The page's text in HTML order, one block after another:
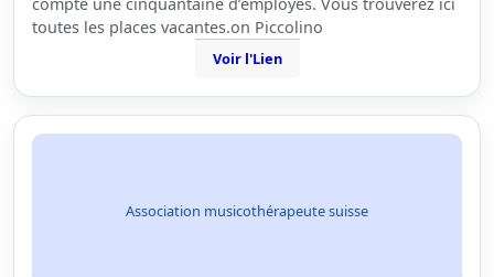
toutes les places vacantes.on Piccolino
Voir l'Lien
Association musicothérapeute suisse